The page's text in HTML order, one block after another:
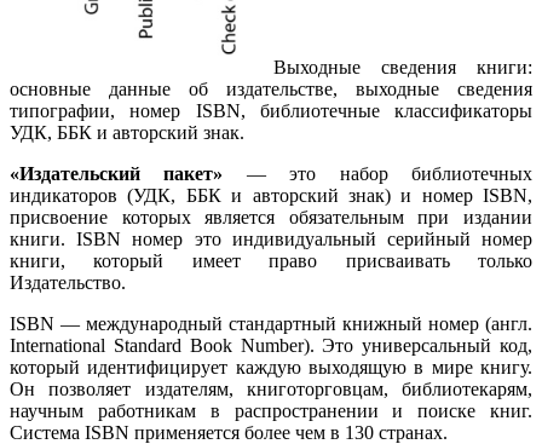
Выходные сведения книги:
основные данные об издательстве, выходные сведения
типографии, номер ISBN, библиотечные классификаторы
УДК, ББК и авторский знак.
«Издательский пакет» — это набор библиотечных
индикаторов (УДК, ББК и авторский знак) и номер ISBN,
присвоение которых является обязательным при издании
книги. ISBN номер это индивидуальный серийный номер
книги, который имеет право присваивать только
Издательство.
ISBN — международный стандартный книжный номер (англ.
International Standard Book Number). Это универсальный код,
который идентифицирует каждую выходящую в мире книгу.
Он позволяет издателям, книготорговцам, библиотекарям,
научным работникам в распространении и поиске книг.
Система ISBN применяется более чем в 130 странах.